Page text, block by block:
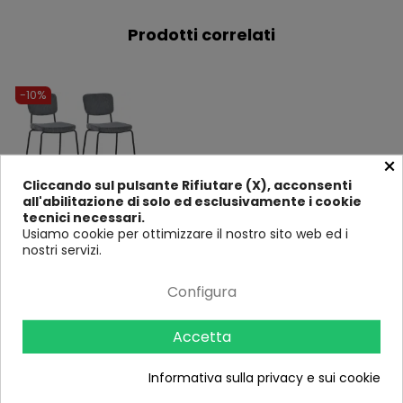
Prodotti correlati
-10%
recensione
208,00 €230,00 €
×
Cliccando sul pulsante Rifiutare (X), acconsenti
all'abilitazione di solo ed esclusivamente i cookie
tecnici necessari.
Usiamo cookie per ottimizzare il nostro sito web ed i
nostri servizi.
Configura
Accetta
Informativa sulla privacy e sui cookie